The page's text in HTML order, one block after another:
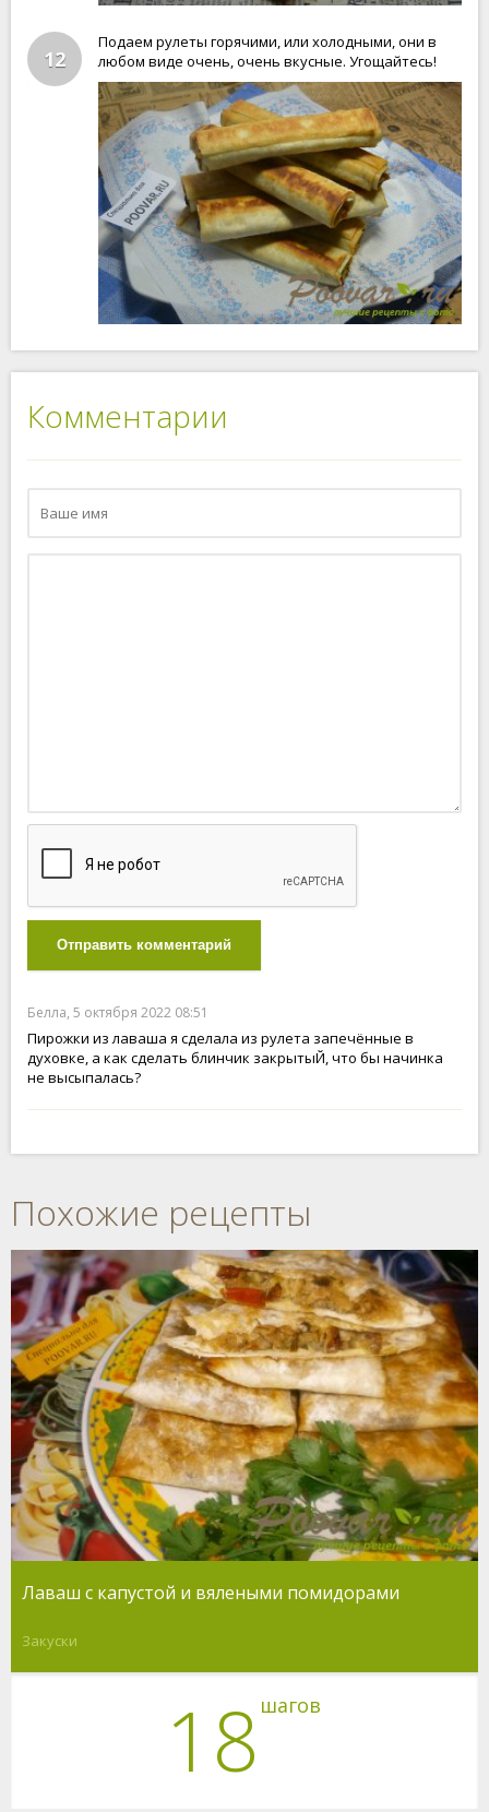
12
Подаем рулеты горячими, или холодными, они в
любом виде очень, очень вкусные. Угощайтесь!
Комментарии
Отправить комментарий
Белла, 5 октября 2022 08:51
Пирожки из лаваша я сделала из рулета запечённые в
духовке, а как сделать блинчик закрытыЙ, что бы начинка
не высыпалась?
Похожие рецепты
Лаваш с капустой и вялеными помидорами
Закуски
18 шагов